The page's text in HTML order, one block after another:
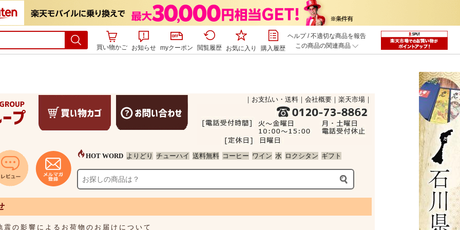
買い物かご お知らせ myクーポン 閲覧履歴 お気に入り 購入履歴
ヘルプ/不適切な商品を報告
この商品の関連商品